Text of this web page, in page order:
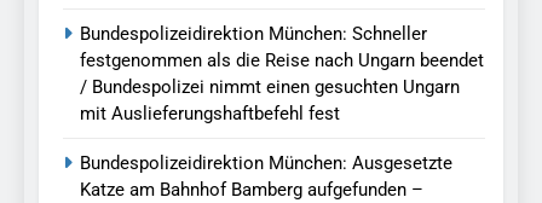
Bundespolizeidirektion München: Schneller
festgenommen als die Reise nach Ungarn beendet
/ Bundespolizei nimmt einen gesuchten Ungarn
mit Auslieferungshaftbefehl fest
Bundespolizeidirektion München: Ausgesetzte
Katze am Bahnhof Bamberg aufgefunden –